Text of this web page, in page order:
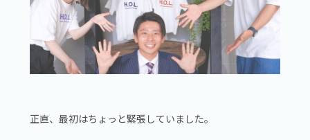
正直、最初はちょっと緊張していました。